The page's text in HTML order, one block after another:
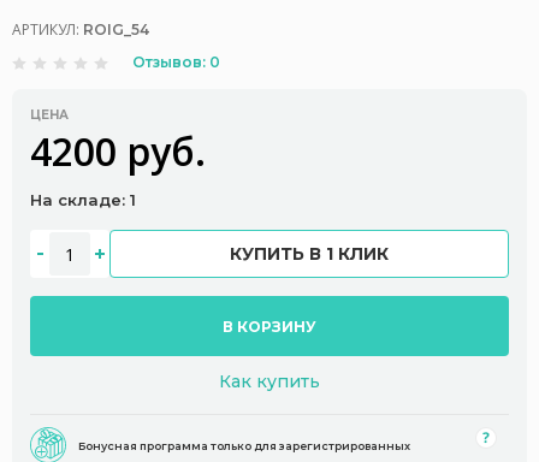
АРТИКУЛ: ROIG_54
Отзывов: 0
ЦЕНА
4200 руб.
На складе: 1
КУПИТЬ В 1 КЛИК
В КОРЗИНУ
Как купить
Бонусная программа только для зарегистрированных